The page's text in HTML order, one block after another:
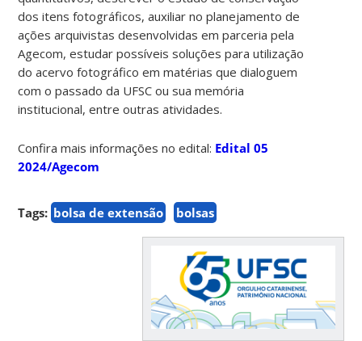
dos itens fotográficos, auxiliar no planejamento de
ações arquivistas desenvolvidas em parceria pela
Agecom, estudar possíveis soluções para utilização
do acervo fotográfico em matérias que dialoguem
com o passado da UFSC ou sua memória
institucional, entre outras atividades.
Confira mais informações no edital: Edital 05
2024/Agecom
Tags: bolsa de extensão bolsas